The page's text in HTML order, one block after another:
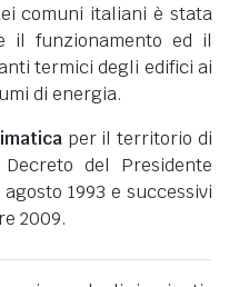
comuni italiani è stata
il funzionamento ed il
termici degli edifici ai
di energia.
per il territorio di
del Presidente
1993 e successivi
2009.